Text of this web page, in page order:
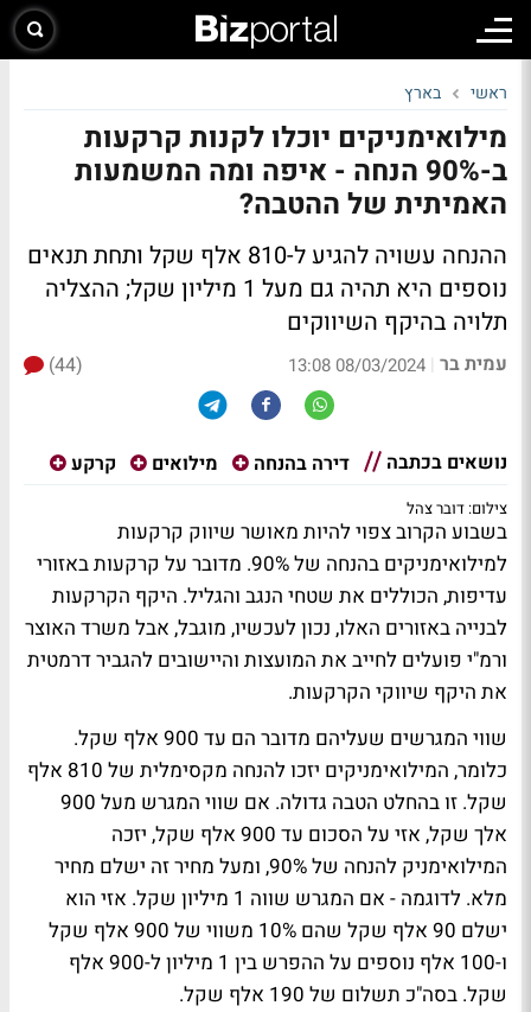
ראשי בארץ
מילואימניקים יוכלו לקנות קרקעות
ב-90% הנחה - איפה ומה המשמעות
האמיתית של ההטבה?
ההנחה עשויה להגיע ל-810 אלף שקל ותחת תנאים
נוספים היא תהיה גם מעל 1 מיליון שקל; ההצליה
תלויה בהיקף השיווקים
עמית בר |
08/03/2024 13:08
(44)
נושאים בכתבה דירה בהנחה מילואים קרקע
צילום: דובר צהל
בשבוע הקרוב צפוי להיות מאושר שיווק קרקעות
למילואימניקים בהנחה של 90%. מדובר על קרקעות ב
אזורי
עדיפות, הכוללים את שטחי הנגב והגליל. היקף הקרקעות
לבנייה באזורים האלו, נכון לעכשיו, מוגבל, אבל משרד האוצר
ורמ"י פועלים לחייב את המועצות והיישובים להגביר דרמטית
את היקף שיווקי הקרקעות.
שווי המגרשים שעליהם מדובר הם עד 900 אלף שקל.
כלומר, המילואימניקים יזכו להנחה מקסימלית של 810 אלף
שקל. זו בהחלט הטבה גדולה. אם שווי המגרש מעל 900
אלך שקל, אזי על הסכום עד 900 אלף שקל, יזכה
המילואימניק להנחה של 90%, ומעל מחיר זה ישלם מחיר
מלא. לדוגמה - אם המגרש שווה 1 מיליון שקל. אזי הוא
ישלם 90 אלף שקל שהם 10% משווי של 900 אלף שקל
ו-100 אלף נוספים על ההפרש בין 1 מיליון ל-900 אלף
שקל. בסה"כ תשלום של 190 אלף שקל.